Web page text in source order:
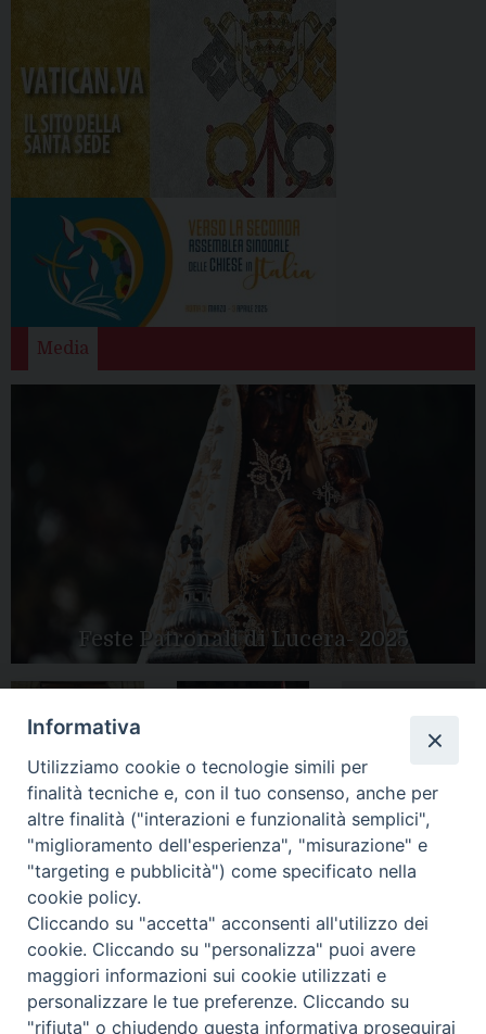
Media
Feste Patronali di Lucera- 2025
Apertura Anno
Mariae in Diocesi
Tutte le gallery
CONTATTI:
LUCERA: Piazza Duomo, 13 - 71036 Lucera (FG) − tel.
0881/520882 - e-mail: info@diocesiluceratroia.it
Segreteria del
Vescovo: tel/fax 0881/522244 - e-mail:
vescovo@diocesiluceratroia.it
TROIA : Piazza Episcopio - 71029 Troia (FG) − tel. 0881/977051
Informativa
Utilizziamo cookie o tecnologie simili per
finalità tecniche e, con il tuo consenso, anche per
altre finalità ("interazioni e funzionalità semplici",
"miglioramento dell'esperienza", "misurazione" e
"targeting e pubblicità") come specificato nella
cookie policy.
Cliccando su "accetta" acconsenti all'utilizzo dei
cookie. Cliccando su "personalizza" puoi avere
maggiori informazioni sui cookie utilizzati e
personalizzare le tue preferenze. Cliccando su
"rifiuta" o chiudendo questa informativa proseguirai